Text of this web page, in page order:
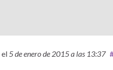
el5 de enero de 2015a las 13:37